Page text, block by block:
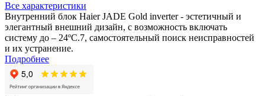
Все характеристики
Внутренний блок Haier JADE Gold inverter - эстетичный и
элегантный внешний дизайн, с возможность включать
систему до – 24ºС.7, самостоятельный поиск неисправностей
и их устранение.
Подробнее